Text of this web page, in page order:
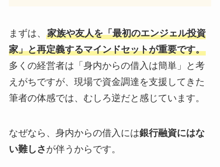
まずは、 家族や友人を「最初のエンジェル投資
家」と再定義するマインドセットが重要です。
多くの経営者は「身内からの借入は簡単」と考
えがちですが、現場で資金調達を支援してきた
筆者の体感では、むしろ逆だと感じています。
なぜなら、身内からの借入には銀行融資にはな
い難しさが伴うからです。